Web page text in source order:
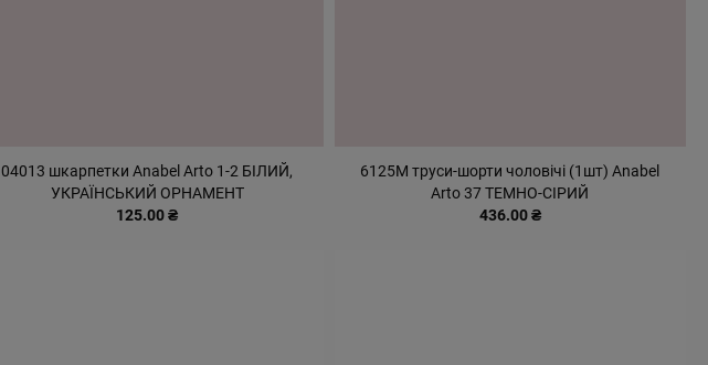
04013 шкарпетки Anabel Arto 1-2 БІЛИЙ,
УКРАЇНСЬКИЙ ОРНАМЕНТ
125.00 ₴
6125М труси-шорти чоловічі (1шт) Anabel
Arto 37 ТЕМНО-СІРИЙ
436.00 ₴